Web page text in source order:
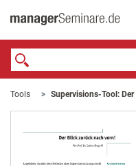
Tools Supervisions-Tool: